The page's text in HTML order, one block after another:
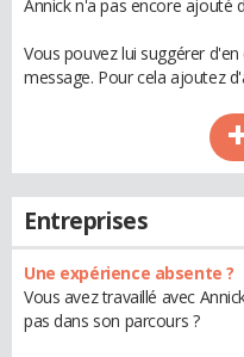
Annick n'a pas encore ajouté
Vous pouvez lui suggérer
message. Pour cela ajoutez
Entreprises
Une expérience absente ?
Vous avez travaillé avec
pas dans son parcours ?